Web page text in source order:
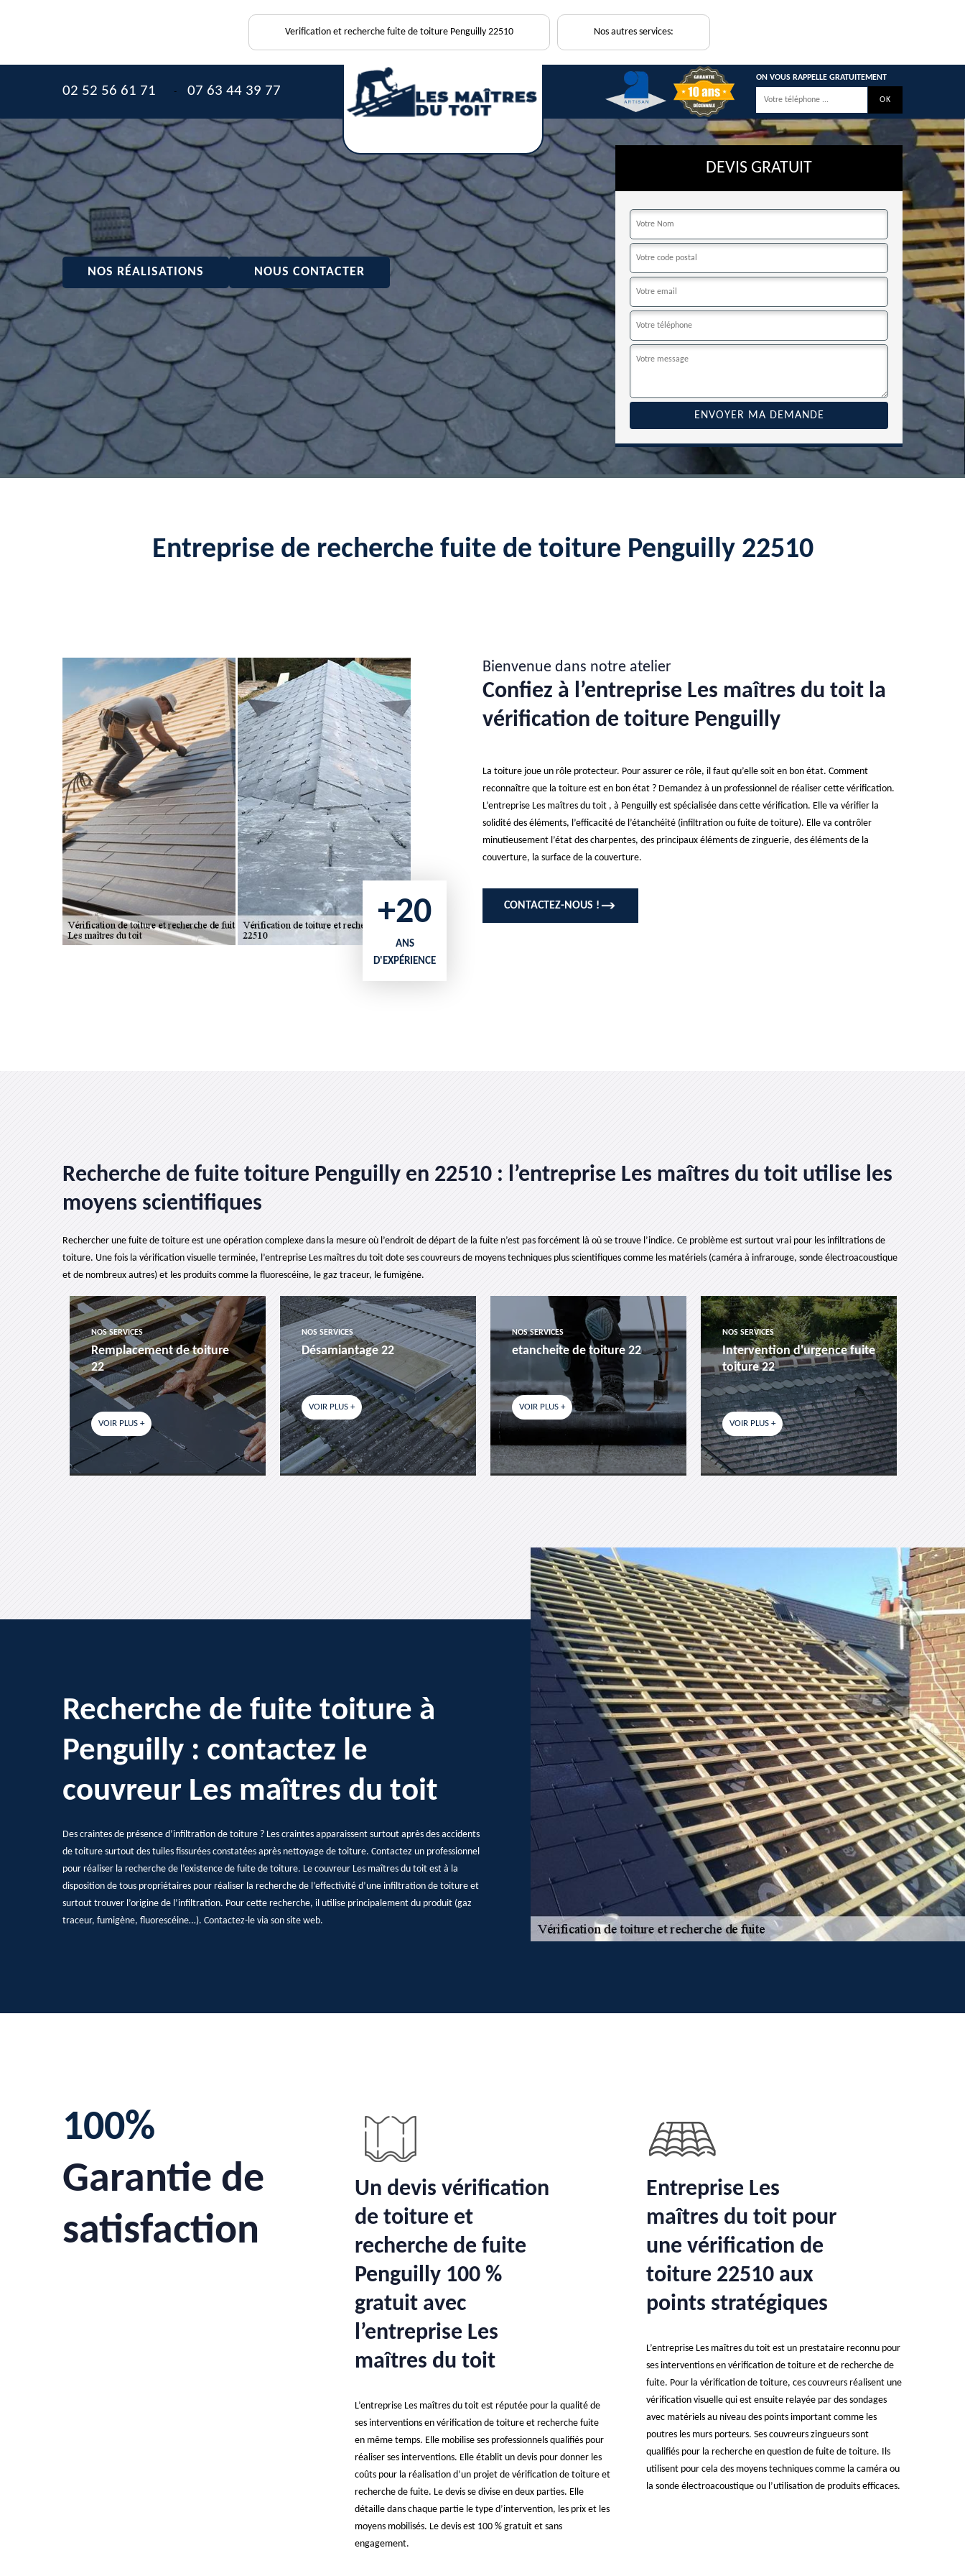
Verification et recherche fuite de toiture Penguilly 22510 Nos autres services:
02 52 56 61 71 - 07 63 44 39 77
ON VOUS RAPPELLE GRATUITEMENT
NOS RÉALISATIONS NOUS CONTACTER
DEVIS GRATUIT
Entreprise de recherche fuite de toiture Penguilly 22510
+20
ANS
D'EXPÉRIENCE
Bienvenue dans notre atelier
Confiez à l’entreprise Les maîtres du toit la
vérification de toiture Penguilly
La toiture joue un rôle protecteur. Pour assurer ce rôle, il faut qu’elle soit en bon état. Comment
reconnaître que la toiture est en bon état ? Demandez à un professionnel de réaliser cette vérification.
L’entreprise Les maîtres du toit , à Penguilly est spécialisée dans cette vérification. Elle va vérifier la
solidité des éléments, l’efficacité de l’étanchéité (infiltration ou fuite de toiture). Elle va contrôler
minutieusement l’état des charpentes, des principaux éléments de zinguerie, des éléments de la
couverture, la surface de la couverture.
CONTACTEZ-NOUS !
Recherche de fuite toiture Penguilly en 22510 : l’entreprise Les maîtres du toit utilise les
moyens scientifiques
Rechercher une fuite de toiture est une opération complexe dans la mesure où l’endroit de départ de la fuite n’est pas forcément là où se trouve l’indice. Ce problème est surtout vrai pour les infiltrations de
toiture. Une fois la vérification visuelle terminée, l’entreprise Les maîtres du toit dote ses couvreurs de moyens techniques plus scientifiques comme les matériels (caméra à infrarouge, sonde électroacoustique
et de nombreux autres) et les produits comme la fluorescéine, le gaz traceur, le fumigène.
NOS SERVICES
Remplacement de toiture
22
VOIR PLUS +
NOS SERVICES
Désamiantage 22
VOIR PLUS +
NOS SERVICES
etancheite de toiture 22
VOIR PLUS +
NOS SERVICES
Intervention d'urgence fuite
toiture 22
VOIR PLUS +
Recherche de fuite toiture à
Penguilly : contactez le
couvreur Les maîtres du toit
Des craintes de présence d’infiltration de toiture ? Les craintes apparaissent surtout après des accidents
de toiture surtout des tuiles fissurées constatées après nettoyage de toiture. Contactez un professionnel
pour réaliser la recherche de l’existence de fuite de toiture. Le couvreur Les maîtres du toit est à la
disposition de tous propriétaires pour réaliser la recherche de l’effectivité d’une infiltration de toiture et
surtout trouver l’origine de l’infiltration. Pour cette recherche, il utilise principalement du produit (gaz
traceur, fumigène, fluorescéine…). Contactez-le via son site web.
100%
Garantie de
satisfaction
Un devis vérification
de toiture et
recherche de fuite
Penguilly 100 %
gratuit avec
l’entreprise Les
maîtres du toit
L’entreprise Les maîtres du toit est réputée pour la qualité de
ses interventions en vérification de toiture et recherche fuite
en même temps. Elle mobilise ses professionnels qualifiés pour
réaliser ses interventions. Elle établit un devis pour donner les
coûts pour la réalisation d’un projet de vérification de toiture et
recherche de fuite. Le devis se divise en deux parties. Elle
détaille dans chaque partie le type d’intervention, les prix et les
moyens mobilisés. Le devis est 100 % gratuit et sans
engagement.
Entreprise Les
maîtres du toit pour
une vérification de
toiture 22510 aux
points stratégiques
L’entreprise Les maîtres du toit est un prestataire reconnu pour
ses interventions en vérification de toiture et de recherche de
fuite. Pour la vérification de toiture, ces couvreurs réalisent une
vérification visuelle qui est ensuite relayée par des sondages
avec matériels au niveau des points important comme les
poutres les murs porteurs. Ses couvreurs zingueurs sont
qualifiés pour la recherche en question de fuite de toiture. Ils
utilisent pour cela des moyens techniques comme la caméra ou
la sonde électroacoustique ou l’utilisation de produits efficaces.